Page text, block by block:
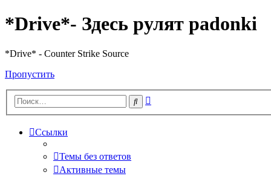
*Drive*- Здесь рулят padonki
*Drive* - Counter Strike Source
Пропустить
Поиск
Ссылки
Темы без ответов
Активные темы